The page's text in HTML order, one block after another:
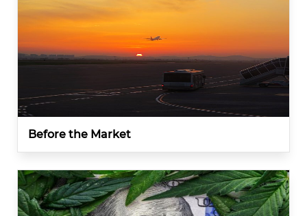
Before the Market